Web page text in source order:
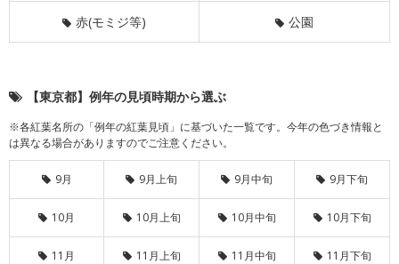
赤(モミジ等) 公園
【東京都】例年の見頃時期から選ぶ
※各紅葉名所の「例年の紅葉見頃」に基づいた一覧です。今年の色づき情報と
は異なる場合がありますのでご注意ください。
9月 9月上旬 9月中旬 9月下旬
10月 10月上旬 10月中旬 10月下旬
11月 11月上旬 11月中旬 11月下旬